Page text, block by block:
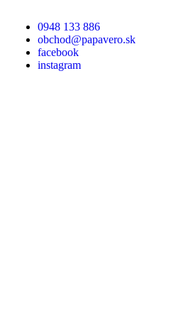
0948 133 886
obchod@papavero.sk
facebook
instagram